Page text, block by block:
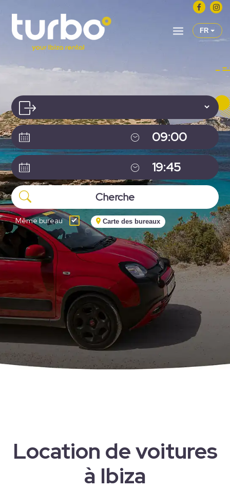
FR
Même bureau Carte des bureaux
Location de voitures
à Ibiza